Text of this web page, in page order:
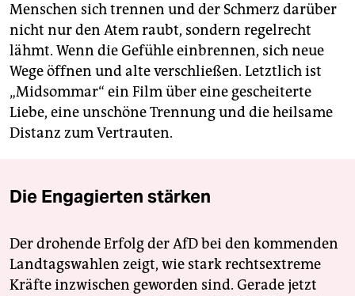
Menschen sich trennen und der Schmerz darüber
nicht nur den Atem raubt, sondern regelrecht
lähmt. Wenn die Gefühle einbrennen, sich neue
Wege öffnen und alte verschließen. Letztlich ist
„Midsommar“ ein Film über eine gescheiterte
Liebe, eine unschöne Trennung und die heilsame
Distanz zum Vertrauten.
Die Engagierten stärken
Der drohende Erfolg der AfD bei den kommenden
Landtagswahlen zeigt, wie stark rechtsextreme
Kräfte inzwischen geworden sind. Gerade jetzt